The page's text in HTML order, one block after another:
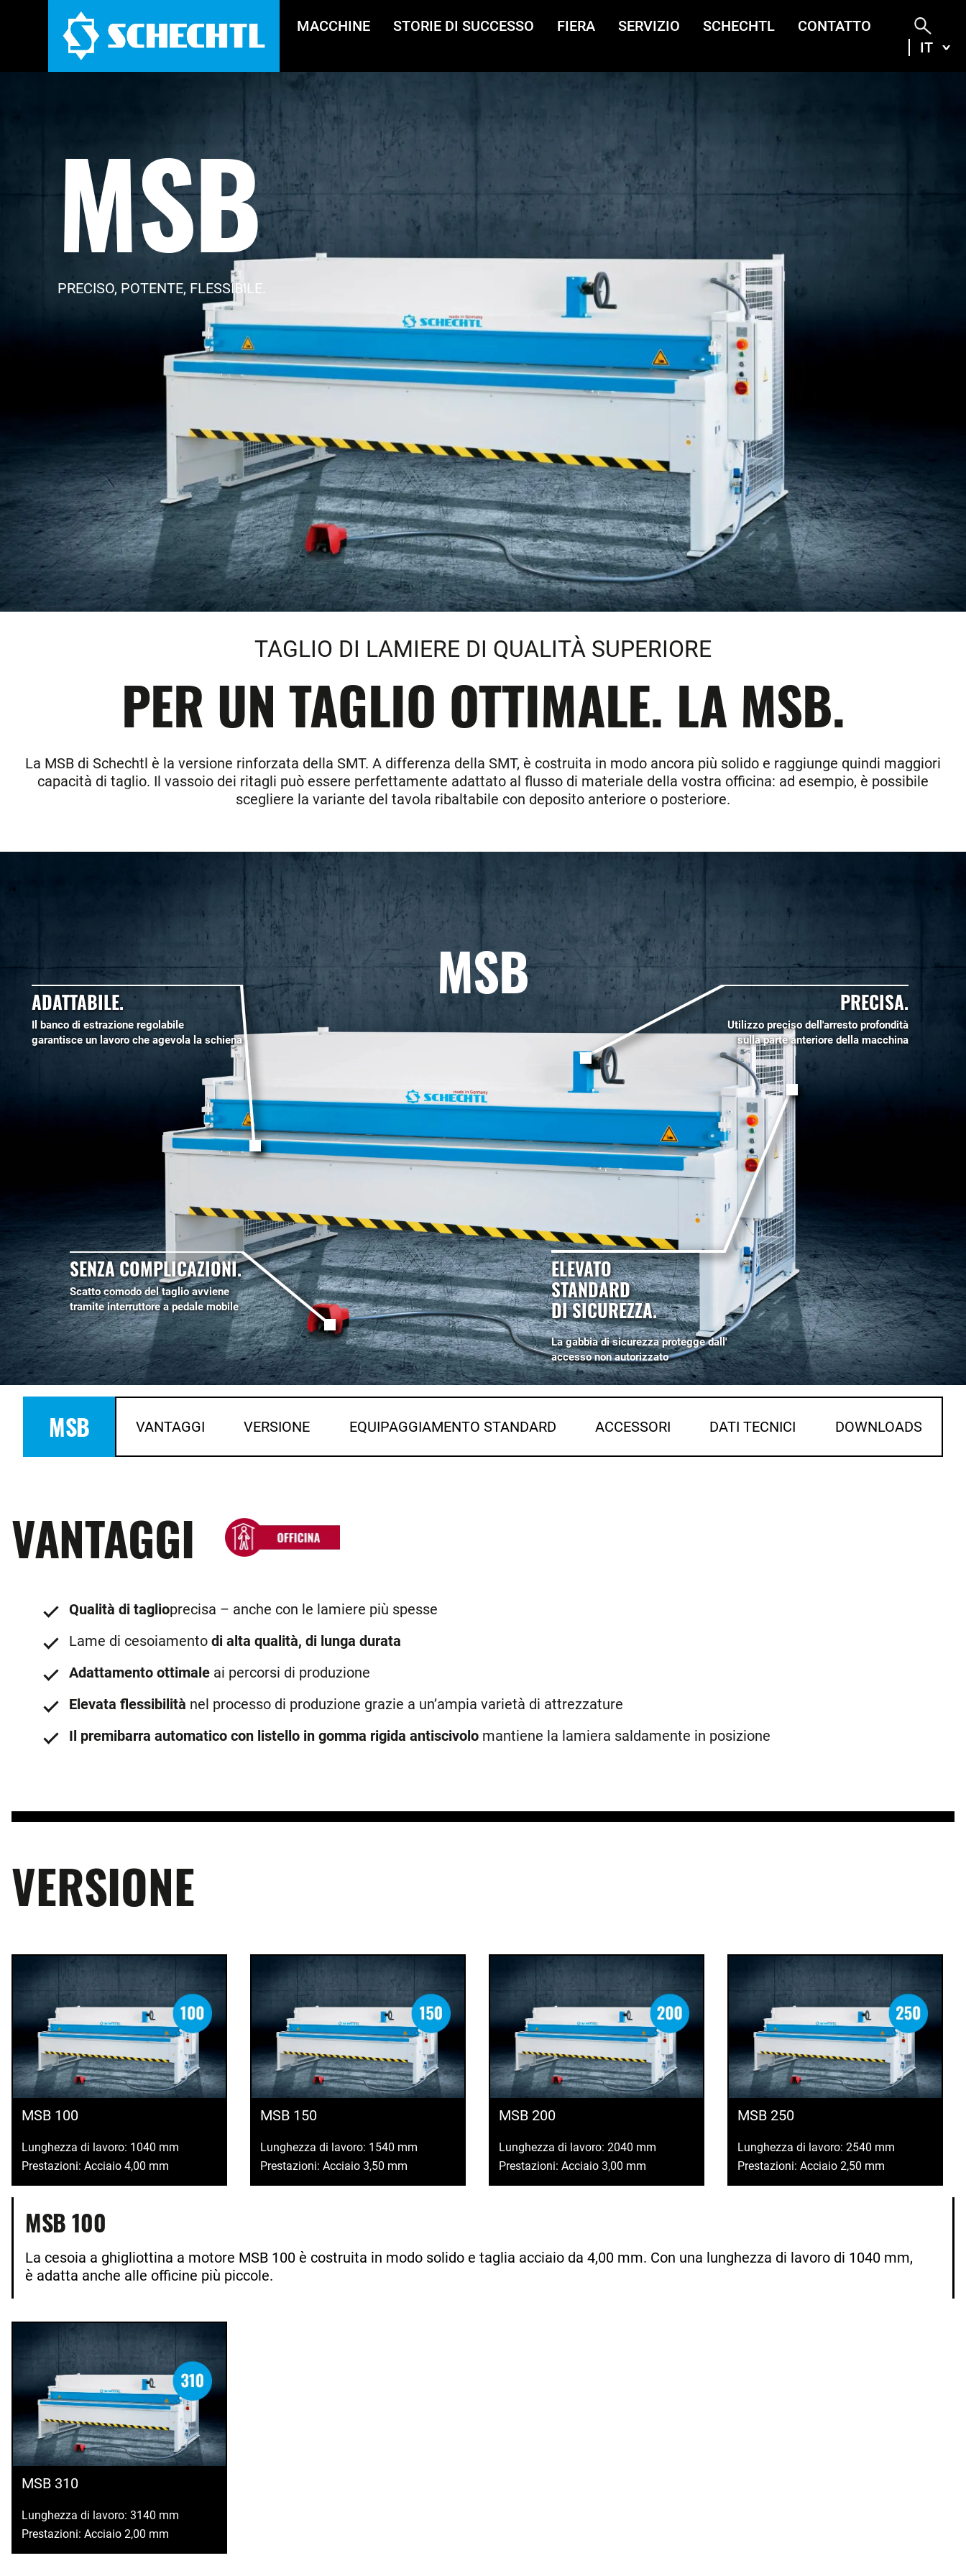
MACCHINE STORIE DI SUCCESSO FIERA SERVIZIO SCHECHTL
CONTATTO
IT
MSB
PRECISO, POTENTE, FLESSIBILE.
TAGLIO DI LAMIERE DI QUALITÀ SUPERIORE
PER UN TAGLIO OTTIMALE. LA MSB.
La MSB di Schechtl è la versione rinforzata della SMT. A differenza della SMT, è costruita in modo ancora più solido e raggiunge quindi maggiori
capacità di taglio. Il vassoio dei ritagli può essere perfettamente adattato al flusso di materiale della vostra officina: ad esempio, è possibile
scegliere la variante del tavola ribaltabile con deposito anteriore o posteriore.
MSB PRECISA.
Utilizzo preciso dell'arresto profondità
sulla parte anteriore della macchina
ELEVATO
STANDARD
DI SICUREZZA.
La gabbia di sicurezza protegge dall'
accesso non autorizzato
ADATTABILE.
Il banco di estrazione regolabile
garantisce un lavoro che agevola la schiena
SENZA COMPLICAZIONI.
Scatto comodo del taglio avviene
tramite interruttore a pedale mobile
MSB VANTAGGI VERSIONE EQUIPAGGIAMENTO STANDARD ACCESSORI DATI TECNICI DOWNLOADS
VANTAGGI
Qualità di taglioprecisa – anche con le lamiere più spesse
Lame di cesoiamento di alta qualità, di lunga durata
Adattamento ottimale ai percorsi di produzione
Elevata flessibilità nel processo di produzione grazie a un’ampia varietà di attrezzature
Il premibarra automatico con listello in gomma rigida antiscivolo mantiene la lamiera saldamente in posizione
VERSIONE
MSB 100
Lunghezza di lavoro: 1040 mm
Prestazioni: Acciaio 4,00 mm
MSB 150
Lunghezza di lavoro: 1540 mm
Prestazioni: Acciaio 3,50 mm
MSB 200
Lunghezza di lavoro: 2040 mm
Prestazioni: Acciaio 3,00 mm
MSB 250
Lunghezza di lavoro: 2540 mm
Prestazioni: Acciaio 2,50 mm
MSB 100
La cesoia a ghigliottina a motore MSB 100 è costruita in modo solido e taglia acciaio da 4,00 mm. Con una lunghezza di lavoro di 1040 mm,
è adatta anche alle officine più piccole.
MSB 310
Lunghezza di lavoro: 3140 mm
Prestazioni: Acciaio 2,00 mm